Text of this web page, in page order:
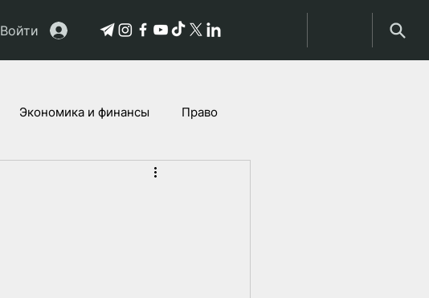
Войти
Экономика и финансы Право
Истории пострадавших